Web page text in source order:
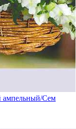
ампельный/Сем